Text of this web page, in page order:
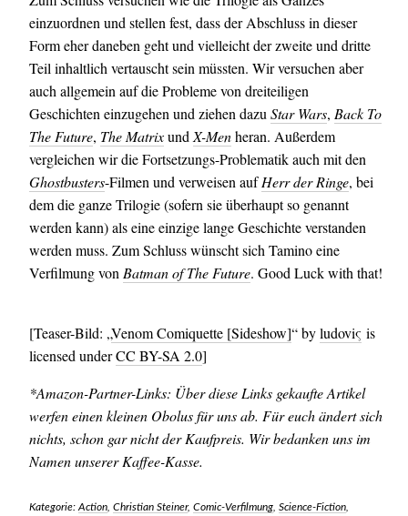
einzuordnen und stellen fest, dass der Abschluss in dieser
Form eher daneben geht und vielleicht der zweite und dritte
Teil inhaltlich vertauscht sein müssten. Wir versuchen aber
auch allgemein auf die Probleme von dreiteiligen
Geschichten einzugehen und ziehen dazu Star Wars, Back To
The Future, The Matrixund X-Menheran. Außerdem
vergleichen wir die Fortsetzungs-Problematik auch mit den
Ghostbusters-Filmen und verweisen aufHerr der Ringe, bei
dem die ganze Trilogie (sofern sie überhaupt so genannt
werden kann) als eine einzige lange Geschichte verstanden
werden muss. Zum Schluss wünscht sich Tamino eine
Verfilmung von Batman of The Future. Good Luck with that!
[Teaser-Bild: „Venom Comiquette [Sideshow]“ byludoviς is
licensed underCC BY-SA 2.0]
*Amazon-Partner-Links: Über diese Links gekaufte Artikel
werfen einen kleinen Obolus für uns ab. Für euch ändert sich
nichts, schon gar nicht der Kaufpreis. Wir bedanken uns im
Namen unserer Kaffee-Kasse.
Kategorie: Action, Christian Steiner, Comic-Verfilmung, Science-Fiction,